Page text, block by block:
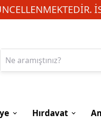
Hırdavat